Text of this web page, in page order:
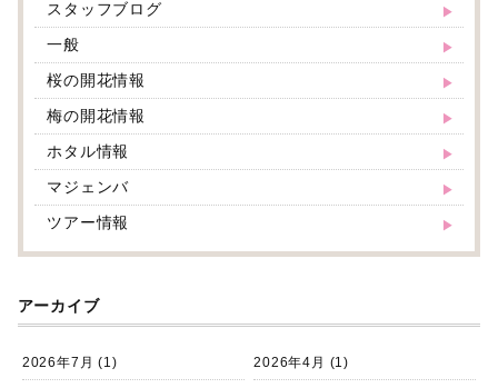
スタッフブログ
一般
桜の開花情報
梅の開花情報
ホタル情報
マジェンバ
ツアー情報
アーカイブ
2026年7月 (1) 2026年4月 (1)